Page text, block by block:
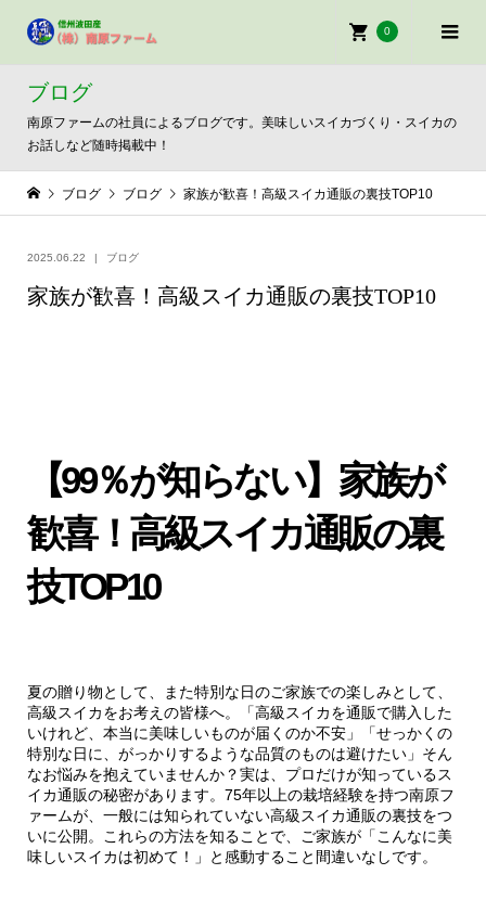
0
ブログ
南原ファームの社員によるブログです。美味しいスイカづくり・スイカの
お話しなど随時掲載中！
ブログ ブログ 家族が歓喜！高級スイカ通販の裏技TOP10
2025.06.22 ブログ
家族が歓喜！高級スイカ通販の裏技TOP10
【99％が知らない】家族が
歓喜！高級スイカ通販の裏
技TOP10
夏の贈り物として、また特別な日のご家族での楽しみとして、
高級スイカをお考えの皆様へ。「高級スイカを通販で購入した
いけれど、本当に美味しいものが届くのか不安」「せっかくの
特別な日に、がっかりするような品質のものは避けたい」そん
なお悩みを抱えていませんか？実は、プロだけが知っているス
イカ通販の秘密があります。75年以上の栽培経験を持つ南原フ
ァームが、一般には知られていない高級スイカ通販の裏技をつ
いに公開。これらの方法を知ることで、ご家族が「こんなに美
味しいスイカは初めて！」と感動すること間違いなしです。